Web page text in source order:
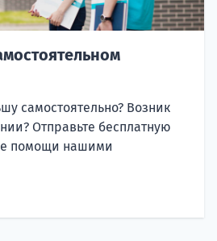
самостоятельно? Возник
Отправьте бесплатную
помощи нашими